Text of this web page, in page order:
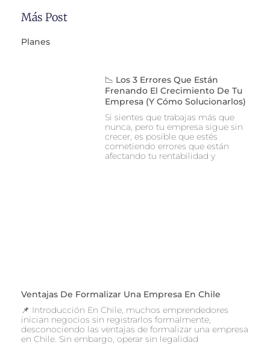
Más Post
Planes
📉 Los 3 Errores Que Están
Frenando El Crecimiento De Tu
Empresa (y Cómo Solucionarlos)
Si sientes que trabajas más que
nunca, pero tu empresa sigue sin
crecer, es posible que estés
cometiendo errores que están
afectando tu rentabilidad y
Ventajas De Formalizar Una Empresa En Chile
📌 Introducción En Chile, muchos emprendedores
inician negocios sin registrarlos formalmente,
desconociendo las ventajas de formalizar una empresa
en Chile. Sin embargo, operar sin legalidad